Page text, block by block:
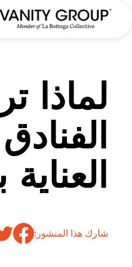
لماذا
شارك هذا المنشور: